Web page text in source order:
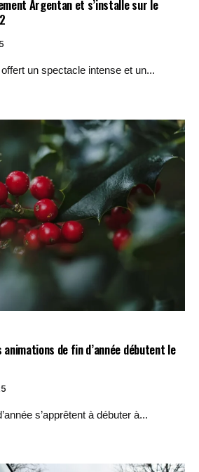
Argentan et s’installe sur le
un spectacle intense et un...
animations de fin d’année débutent le
s’apprêtent à débuter à...